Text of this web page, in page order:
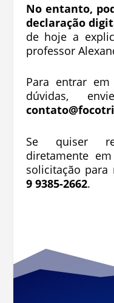
No entanto,
declaração
de hoje a
professor
Para entrar
dúvidas,
Se quiser
diretamente
solicitação para
9 9385-2662.